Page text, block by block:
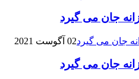
جان می گیرد
02 آگوست 2021
جان می گیرد